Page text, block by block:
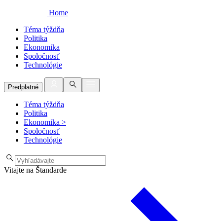
Home
Téma týždňa
Politika
Ekonomika
Spoločnosť
Technológie
Predplatné
Téma týždňa
Politika
Ekonomika >
Spoločnosť
Technológie
Vitajte na Štandarde